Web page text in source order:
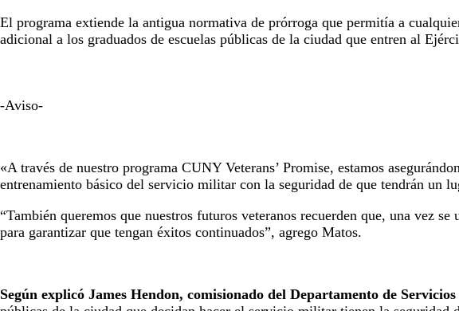
El programa extiende la antigua normativa de prórroga que permitía a
adicional a los graduados de escuelas públicas de la ciudad que entren al
-Aviso-
«A través de nuestro programa CUNY Veterans’ Promise, estamos
entrenamiento básico del servicio militar con la seguridad de que tendrán un
“También queremos que nuestros futuros veteranos recuerden que, una vez
para garantizar que tengan éxitos continuados”, agrego Matos.
Según explicó James Hendon, comisionado del Departamento de